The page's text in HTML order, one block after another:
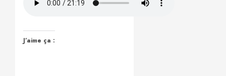
J’aime ça :